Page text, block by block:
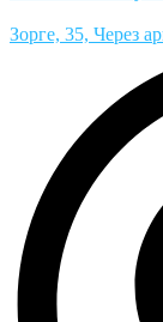
Зорге, 35, Через